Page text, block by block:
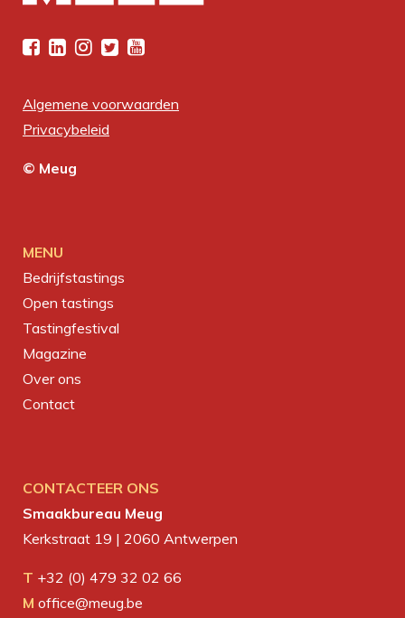
Algemene voorwaarden
Privacybeleid
© Meug
MENU
Bedrijfstastings
Open tastings
Tastingfestival
Magazine
Over ons
Contact
CONTACTEER ONS
Smaakbureau Meug
Kerkstraat 19 | 2060 Antwerpen
T +32 (0) 479 32 02 66
M office@meug.be